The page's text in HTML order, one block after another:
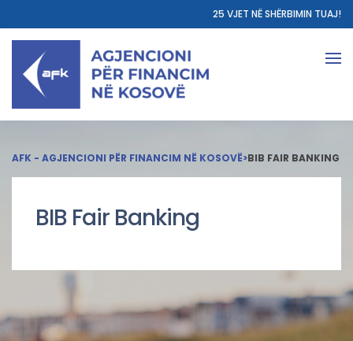
25 VJET NË SHËRBIMIN TUAJ!
AFK - AGJENCIONI PËR FINANCIM NË KOSOVË>BIB FAIR BANKING
BIB Fair Banking